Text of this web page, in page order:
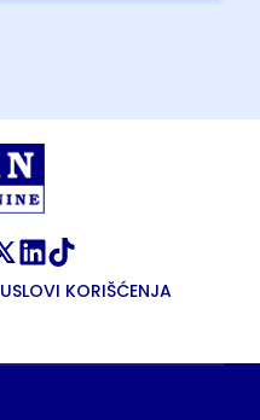
USLOVI KORIŠĆENJA